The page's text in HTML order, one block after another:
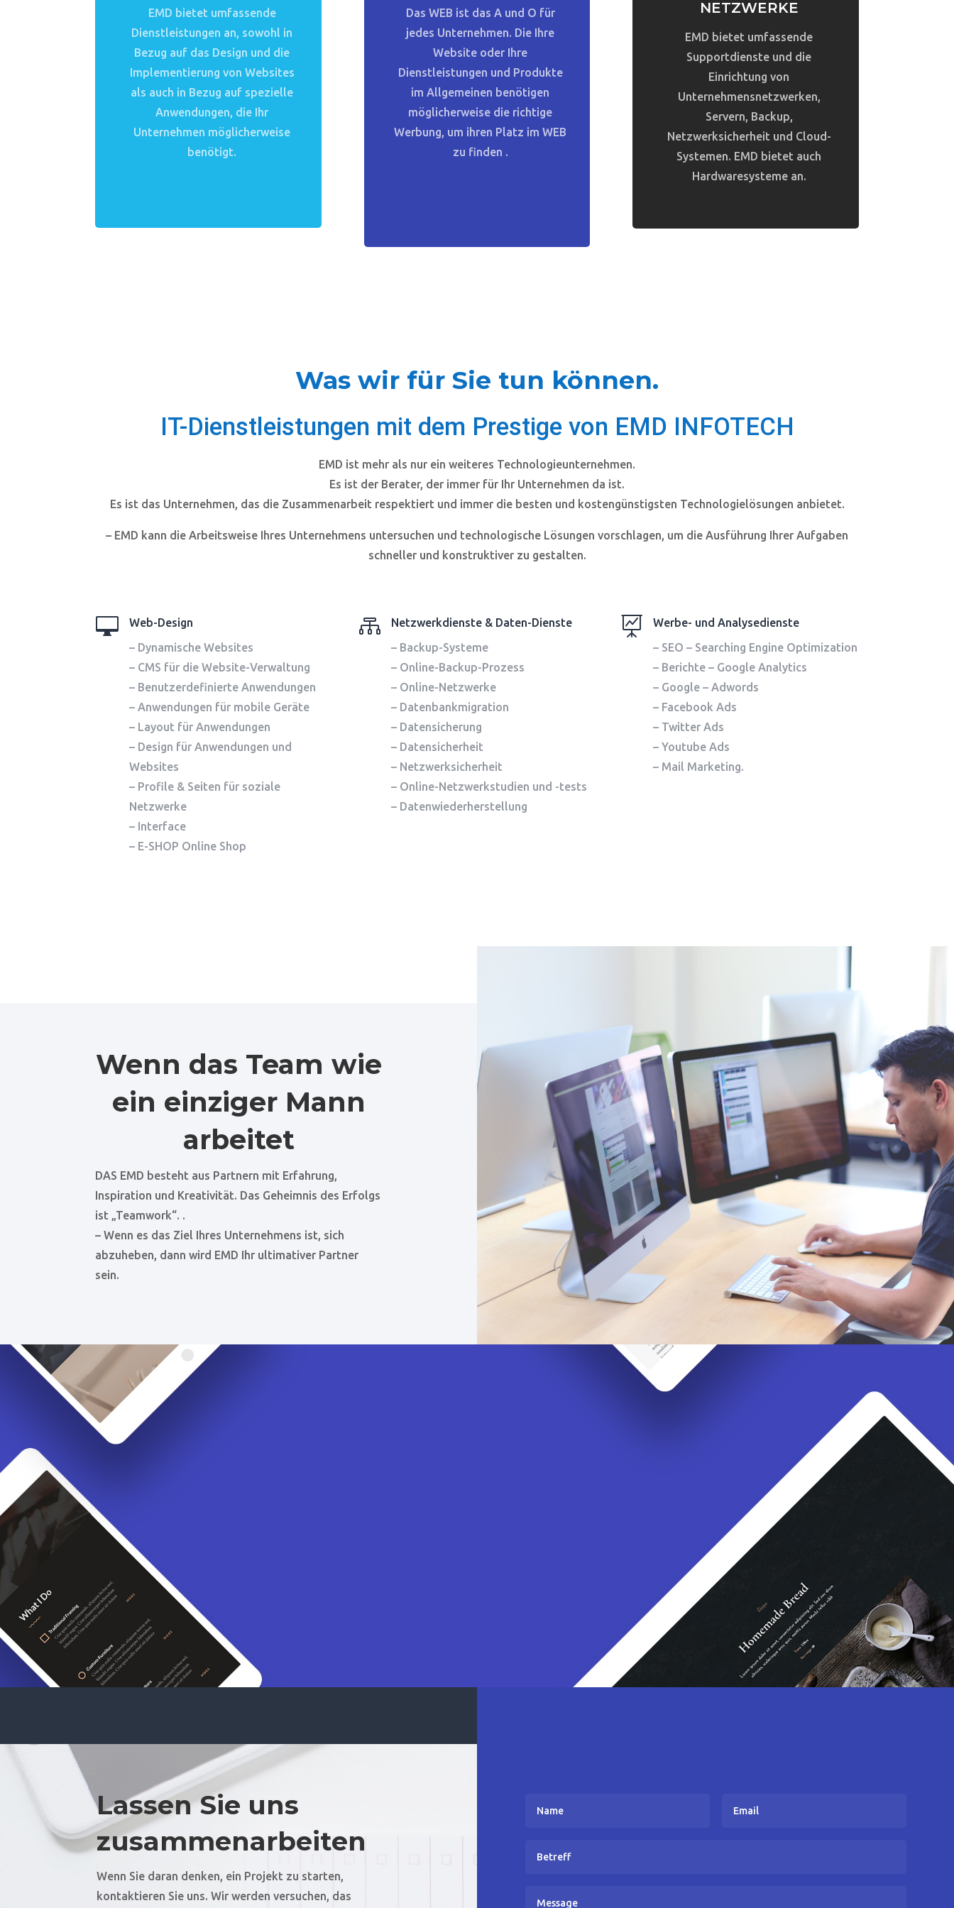
EMD bietet umfassende
Dienstleistungen an, sowohl in
Bezug auf das Design und die
Implementierung von Websites
als auch in Bezug auf spezielle
Anwendungen, die Ihr
Unternehmen möglicherweise
benötigt.
Das WEB ist das A und O für
jedes Unternehmen. Die Ihre
Website oder Ihre
Dienstleistungen und Produkte
im Allgemeinen benötigen
möglicherweise die richtige
Werbung, um ihren Platz im WEB
zu finden .
NETZWERKE
EMD bietet umfassende
Supportdienste und die
Einrichtung von
Unternehmensnetzwerken,
Servern, Backup,
Netzwerksicherheit und Cloud-
Systemen. EMD bietet auch
Hardwaresysteme an.
Was wir für Sie tun können.
IT-Dienstleistungen mit dem Prestige von EMD INFOTECH
EMD ist mehr als nur ein weiteres Technologieunternehmen.
Es ist der Berater, der immer für Ihr Unternehmen da ist.
Es ist das Unternehmen, das die Zusammenarbeit respektiert und immer die besten und kostengünstigsten Technologielösungen anbietet.
– EMD kann die Arbeitsweise Ihres Unternehmens untersuchen und technologische Lösungen vorschlagen, um die Ausführung Ihrer Aufgaben
schneller und konstruktiver zu gestalten.

Web-Design
– Dynamische Websites
– CMS für die Website-Verwaltung
– Benutzerdefinierte Anwendungen
– Anwendungen für mobile Geräte
– Layout für Anwendungen
– Design für Anwendungen und
Websites
– Profile & Seiten für soziale
Netzwerke
– Interface
– E-SHOP Online Shop

Netzwerkdienste & Daten-Dienste
– Backup-Systeme
– Online-Backup-Prozess
– Online-Netzwerke
– Datenbankmigration
– Datensicherung
– Datensicherheit
– Netzwerksicherheit
– Online-Netzwerkstudien und -tests
– Datenwiederherstellung

Werbe- und Analysedienste
– SEO – Searching Engine Optimization
– Berichte – Google Analytics
– Google – Adwords
– Facebook Ads
– Twitter Ads
– Youtube Ads
– Mail Marketing.
Wenn das Team wie
ein einziger Mann
arbeitet
DAS EMD besteht aus Partnern mit Erfahrung,
Inspiration und Kreativität. Das Geheimnis des Erfolgs
ist „Teamwork“. .
– Wenn es das Ziel Ihres Unternehmens ist, sich
abzuheben, dann wird EMD Ihr ultimativer Partner
sein.
Lassen Sie uns
zusammenarbeiten
Wenn Sie daran denken, ein Projekt zu starten,
kontaktieren Sie uns. Wir werden versuchen, das